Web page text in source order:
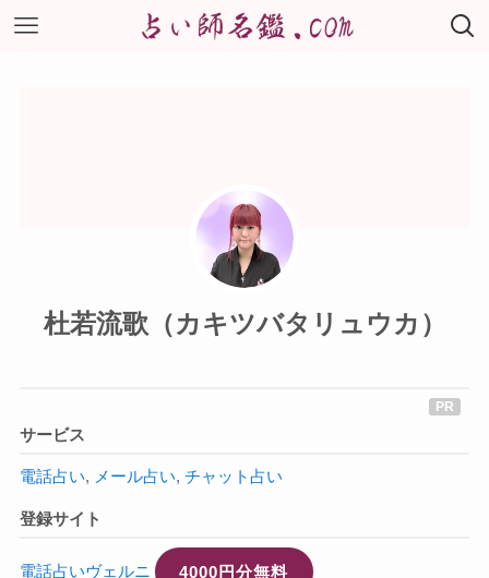
杜若流歌（カキツバタリュウカ）
サービス
電話占い, メール占い, チャット占い
登録サイト
電話占いヴェルニ 4000円分無料